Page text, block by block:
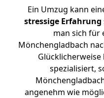
Ein Umzug kann
stressige Erfahrung
man sich für
Mönchengladbach
spezialisiert,
angenehm wie